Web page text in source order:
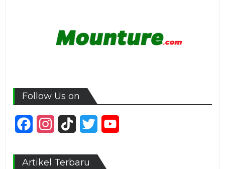
Follow Us on
FacebookInstagram
TikTok Twitter
Artikel Terbaru